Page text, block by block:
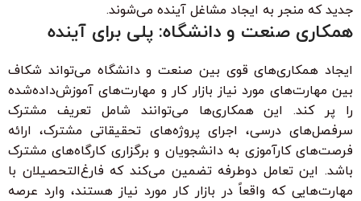
جدید که منجر به ایجاد مشاغل آینده می‌شوند.
همکاری صنعت و دانشگاه: پلی برای آینده
ایجاد همکاری‌های قوی بین صنعت و دانشگاه می‌تواند شکاف
بین مهارت‌های مورد نیاز بازار کار و مهارت‌های آموزش‌داده‌شده
را پر کند. این همکاری‌ها می‌توانند شامل تعریف مشترک
سرفصل‌های درسی، اجرای پروژه‌های تحقیقاتی مشترک، ارائه
فرصت‌های کارآموزی به دانشجویان و برگزاری کارگاه‌های مشترک
باشد. این تعامل دوطرفه تضمین می‌کند که فارغ‌التحصیلان با
مهارت‌هایی که واقعاً در بازار کار مورد نیاز هستند، وارد عرصه